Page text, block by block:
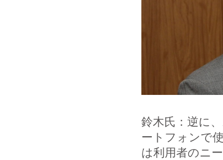
鈴木氏：逆に
ートフォンで
は利用者のニ